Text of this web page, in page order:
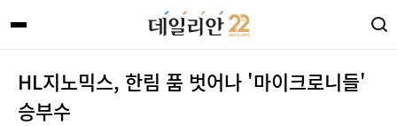
HL지노믹스, 한림 품 벗어나 '마이크로니들'
승부수